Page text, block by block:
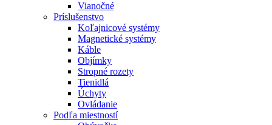
Vianočné
Príslušenstvo
Koľajnicové systémy
Magnetické systémy
Káble
Objímky
Stropné rozety
Tienidlá
Úchyty
Ovládanie
Podľa miestností